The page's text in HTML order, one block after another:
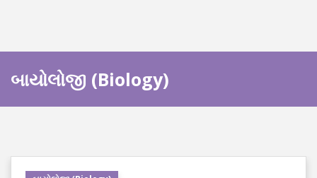
બાયોલોજી (Biology)